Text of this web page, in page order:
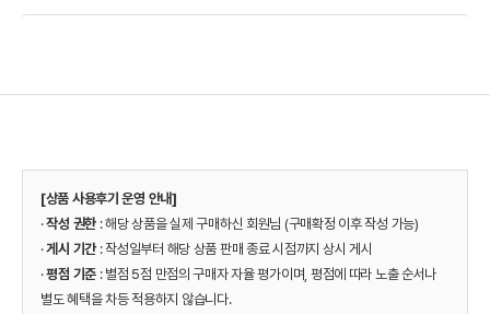
[상품 사용후기 운영 안내]
·작성 권한 : 해당 상품을 실제 구매하신 회원님 (구매확정 이후 작성 가능)
·게시 기간: 작성일부터 해당 상품 판매 종료 시점까지 상시 게시
·평점 기준 : 별점 5점 만점의 구매자 자율 평가이며, 평점에 따라 노출 순서나
별도 혜택을 차등 적용하지 않습니다.